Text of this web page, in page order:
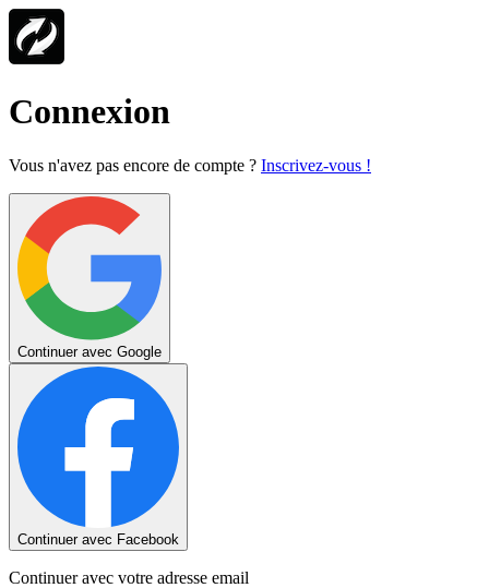
Connexion
Vous n'avez pas encore de compte ? Inscrivez-vous !
Continuer avec Google
Continuer avec Facebook
Continuer avec votre adresse email